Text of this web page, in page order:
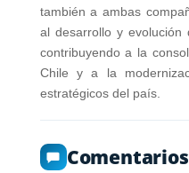
también a ambas
al desarrollo y evolución
contribuyendo a la
Chile y a la
estratégicos del país.
Comentarios